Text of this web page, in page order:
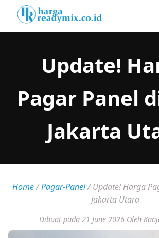
Update!
Pagar Panel
Jakarta
Home/Pagar-Panel/Update! Harga
Jakarta Utara
Dibuat pada 21 June 2026 Oleh